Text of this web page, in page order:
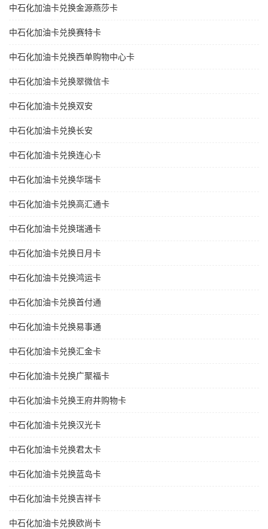
中石化加油卡兑换金源燕莎卡
中石化加油卡兑换赛特卡
中石化加油卡兑换西单购物中心卡
中石化加油卡兑换翠微信卡
中石化加油卡兑换双安
中石化加油卡兑换长安
中石化加油卡兑换连心卡
中石化加油卡兑换华瑞卡
中石化加油卡兑换高汇通卡
中石化加油卡兑换瑞通卡
中石化加油卡兑换日月卡
中石化加油卡兑换鸿运卡
中石化加油卡兑换首付通
中石化加油卡兑换易事通
中石化加油卡兑换汇金卡
中石化加油卡兑换广聚福卡
中石化加油卡兑换王府井购物卡
中石化加油卡兑换汉光卡
中石化加油卡兑换君太卡
中石化加油卡兑换蓝岛卡
中石化加油卡兑换吉祥卡
中石化加油卡兑换欧尚卡